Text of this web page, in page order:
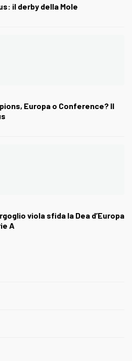
il derby della Mole
Europa o Conference? Il
viola sfida la Dea d’Europa
A